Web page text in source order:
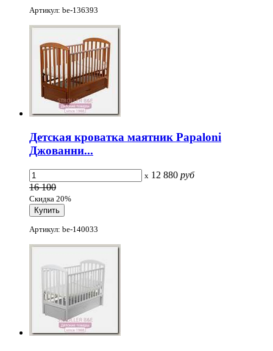
Артикул: be-136393
Детская кроватка маятник Papaloni
Джованни...
x 12 880 руб
16 100
Скидка 20%
Артикул: be-140033